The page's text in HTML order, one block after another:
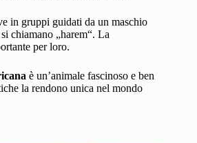
in gruppi guidati da un maschio
chiamano „harem“. La
per loro.
è un’animale fascinoso e ben
la rendono unica nel mondo